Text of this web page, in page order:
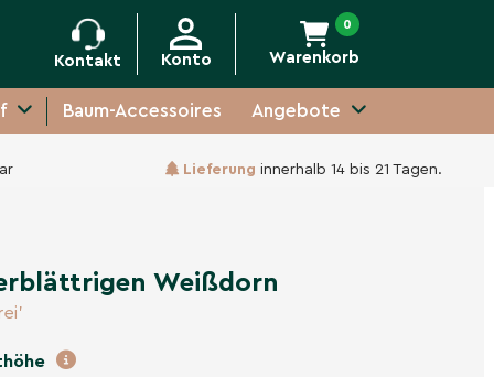
Kontakt Konto Warenkorb
0
Baum-Accessoires Angebote
Lieferung innerhalb 14 bis 21 Tagen.
Weißdorn